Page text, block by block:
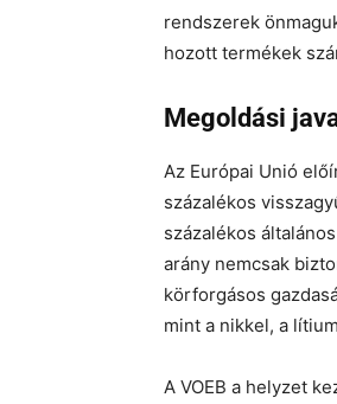
rendszerek
hozott termékek
Megoldási
Az Európai Unió
százalékos
százalékos
arány nemcsak
körforgásos
mint a nikkel, a
A VOEB a helyzet